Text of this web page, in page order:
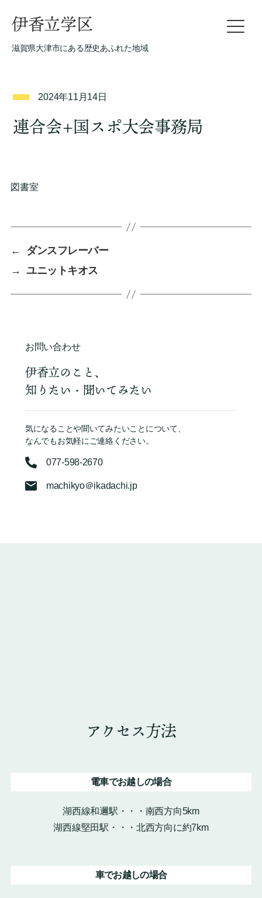
伊香立学区
滋賀県大津市にある歴史あふれた地域
2024年11月14日
連合会+国スポ大会事務局
図書室
←
ダンスフレーバー
→
ユニットキオス
お問い合わせ
伊香立のこと、
知りたい・聞いてみたい
気になることや聞いてみたいことについて、
なんでもお気軽にご連絡ください。
077-598-2670
machikyo＠ikadachi.jp
アクセス方法
電車でお越しの場合
湖西線和邇駅・・・南西方向5km
湖西線堅田駅・・・北西方向に約7km
車でお越しの場合